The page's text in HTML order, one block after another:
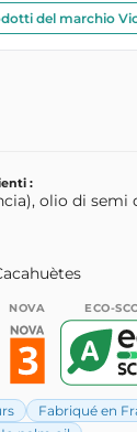
del marchio
:
olio di semi
NOVA ECO-
Fabriqué en